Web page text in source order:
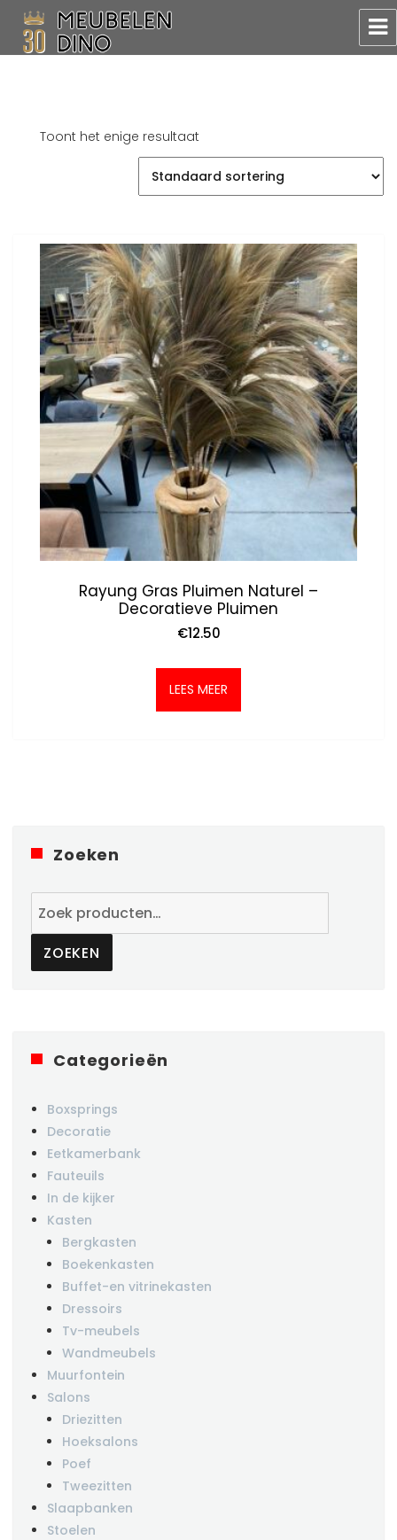
Toont het enige resultaat
Rayung Gras Pluimen Naturel –
Decoratieve Pluimen
€12.50
LEES MEER
Zoeken
ZOEKEN
Categorieën
Boxsprings
Decoratie
Eetkamerbank
Fauteuils
In de kijker
Kasten
Bergkasten
Boekenkasten
Buffet-en vitrinekasten
Dressoirs
Tv-meubels
Wandmeubels
Muurfontein
Salons
Driezitten
Hoeksalons
Poef
Tweezitten
Slaapbanken
Stoelen